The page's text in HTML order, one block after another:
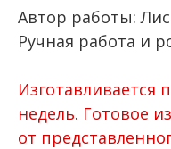
Автор работы:
Ручная работа и
Изготавливается
недель. Готовое
от